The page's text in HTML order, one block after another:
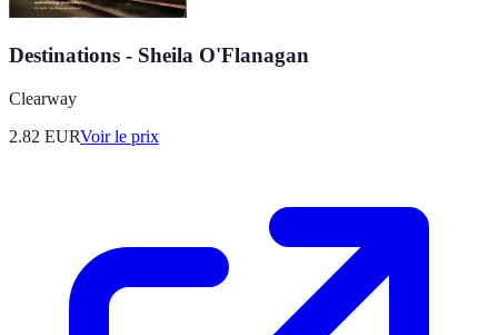
Destinations - Sheila O'Flanagan
Clearway
2.82 EURVoir le prix